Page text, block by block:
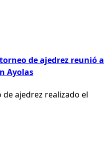
de ajedrez reunió a
Ayolas
ajedrez realizado el